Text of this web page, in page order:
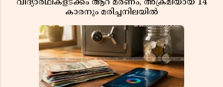
വിദ്യാർഥികളടക്കം ആറ് മരണം, അക്രമിയായ 14
കാരനും മരിച്ചനിലയിൽ